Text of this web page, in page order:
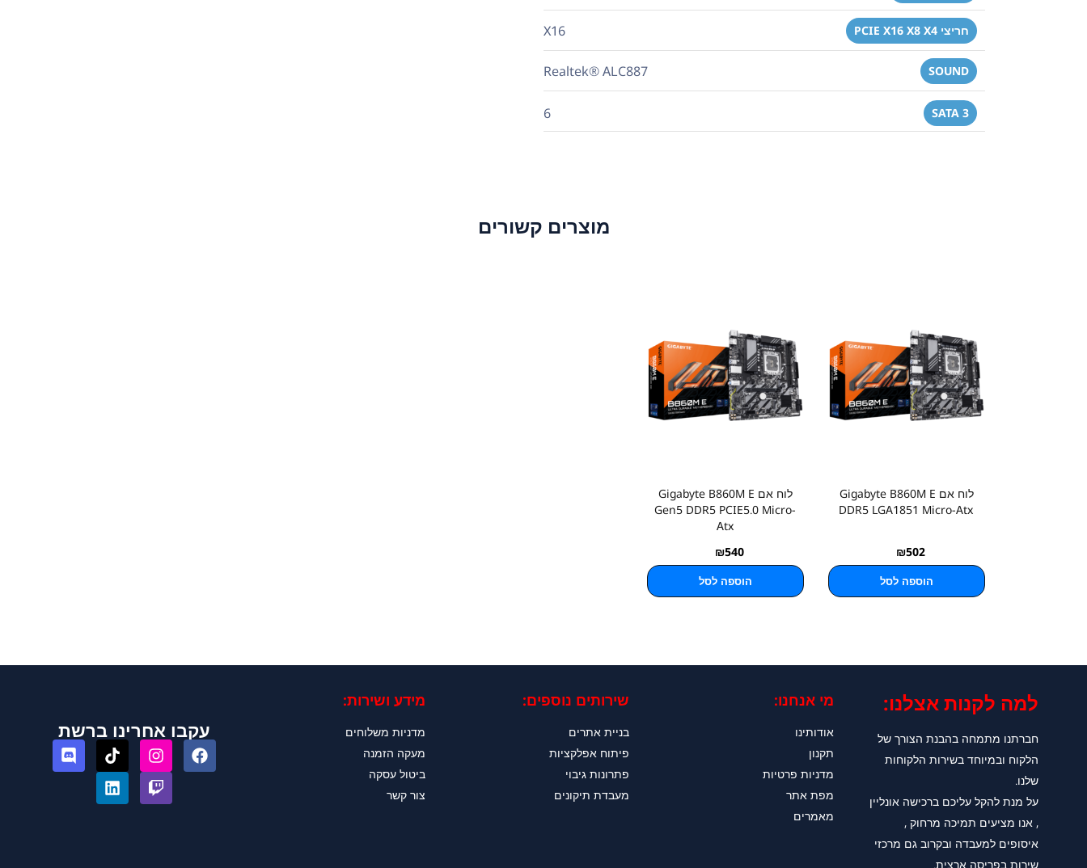
חריצי PCIE X16 X8 X4 X16
SOUND
Realtek® ALC887
SATA 3
6
מוצרים קשורים
לוח אם Gigabyte B860M E
DDR5 LGA1851 Micro-Atx
₪502
הוספה לסל
לוח אם Gigabyte B860M E
Gen5 DDR5 PCIE5.0 Micro-
Atx
₪540
הוספה לסל
למה לקנות אצלנו:​
חברתנו מתמחה בהבנת הצורך של
הלקוח ובמיוחד בשירות הלקוחות
שלנו.
על מנת להקל עליכם ברכישה אונליין
, אנו מציעים תמיכה מרחוק ,
איסופים למעבדה ובקרוב גם מרכזי
שירות בפריסה ארצית.
מי אנחנו:
אודותינו
תקנון
מדניות פרטיות
מפת אתר
מאמרים
שירותים נוספים:
בניית אתרים
פיתוח אפלקציות
פתרונות גיבוי
מעבדת תיקונים
מידע ושירות:
מדניות משלוחים
מעקה הזמנה
ביטול עסקה
צור קשר
עקבו אחרינו ברשת